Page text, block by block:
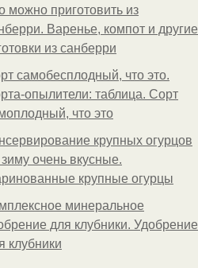
можно приготовить из
Варенье, компот и другие
из санберри
самобесплодный, что это.
опылители: таблица. Сорт
что это
крупных огурцов
очень вкусные.
крупные огурцы
минеральное
для клубники. Удобрение
клубники